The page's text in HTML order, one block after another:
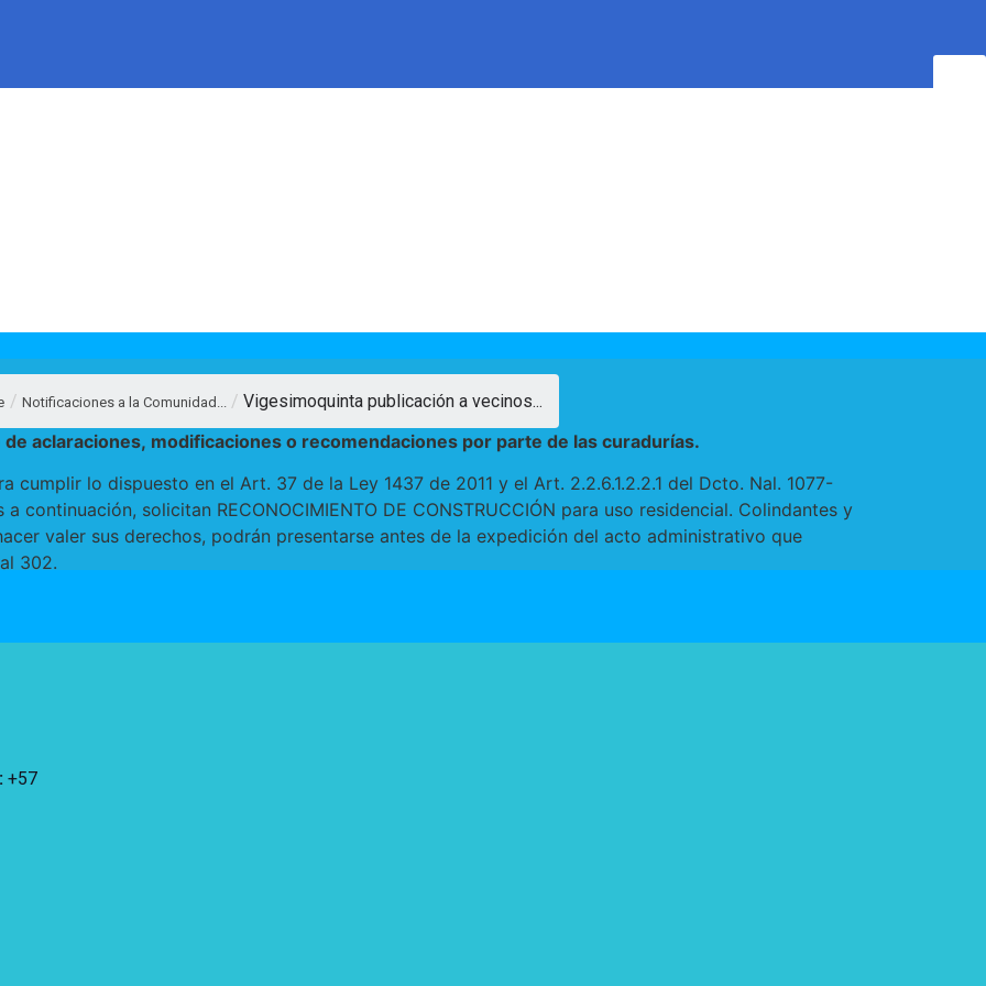
/ Notificaciones a la Comunidad... / Vigesimoquinta publicación a vecinos...
aclaraciones, modificaciones o recomendaciones por parte de las curadurías.
cumplir lo dispuesto en el Art. 37 de la Ley 1437 de 2011 y el Art. 2.2.6.1.2.2.1 del Dcto. Nal. 1077-
continuación, solicitan RECONOCIMIENTO DE CONSTRUCCIÓN para uso residencial. Colindantes y
valer sus derechos, podrán presentarse antes de la expedición del acto administrativo que
302.
: +57